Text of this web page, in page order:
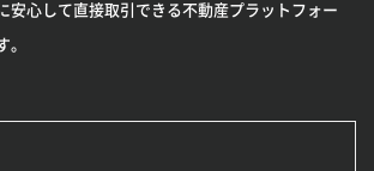
安心して直接取引できる不動産プラットフォー
。